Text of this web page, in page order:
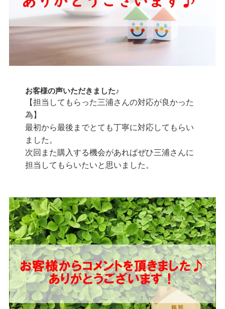
お客様の声いただきました♪
【担当してもらった三浦さんの対応が良かった
為】
最初から最後までとても丁寧に対応してもらい
ました。
次回また購入する機会があればぜひ三浦さんに
担当してもらいたいと思いました。